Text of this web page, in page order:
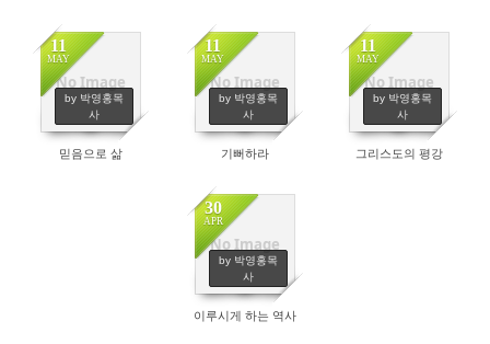
No Image
11
MAY
by 박영홍목
사
86
믿음으로 삶
No Image
11
MAY
by 박영홍목
사
75
기뻐하라
No Image
11
MAY
by 박영홍목
사
70
그리스도의 평강
No Image
30
APR
by 박영홍목
사
124
이루시게 하는 역사